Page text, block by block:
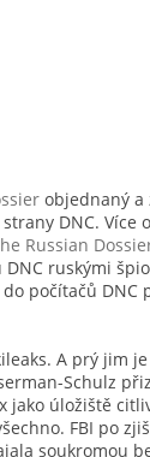
objednaný a
DNC. Více
Russian
ruskými
počítačů DNC
A prý jim
Schulz
jako úložiště
FBI po
soukromou